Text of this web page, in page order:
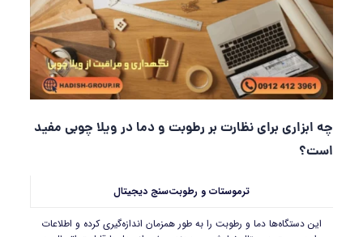
چه ابزاری برای نظارت بر رطوبت و دما در ویلا چوبی مفید
است؟
ترموستات و رطوبت‌سنج دیجیتال
این دستگاه‌ها دما و رطوبت را به طور همزمان اندازه‌گیری کرده و اطلاعات